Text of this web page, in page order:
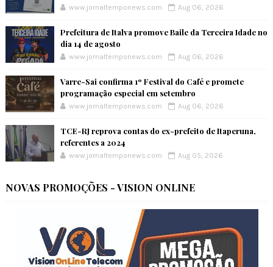
www.jornaltemponews.com Aug 06, 2026
Prefeitura de Italva promove Baile da Terceira Idade no
dia 14 de agosto
www.jornaltemponews.com Aug 06, 2026
Varre-Sai confirma 1º Festival do Café e promete
programação especial em setembro
www.jornaltemponews.com Aug 06, 2026
TCE-RJ reprova contas do ex-prefeito de Itaperuna,
referentes a 2024
www.jornaltemponews.com Aug 05, 2026
NOVAS PROMOÇÕES - VISION ONLINE